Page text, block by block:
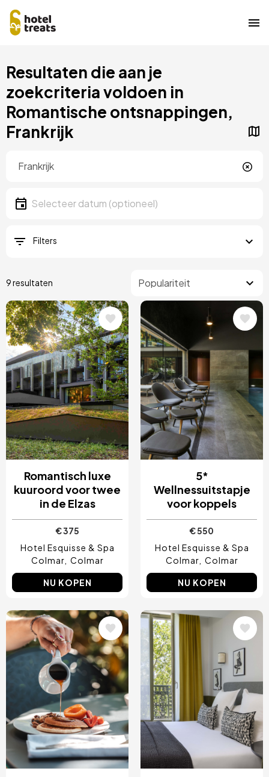
naar
hoofdinhoud
Resultaten die aan je
zoekcriteria voldoen in
Romantische ontsnappingen,
Frankrijk
Datum
Selecteer een datum
Filters
9 resultaten
Afbeelding
Romantisch luxe
kuuroord voor twee
in de Elzas
€ 375
Hotel Esquisse & Spa
Colmar Colmar
NU KOPEN
Afbeelding
5*
Wellnessuitstapje
voor koppels
€ 550
Hotel Esquisse & Spa
Colmar Colmar
NU KOPEN
Afbeelding Afbeelding